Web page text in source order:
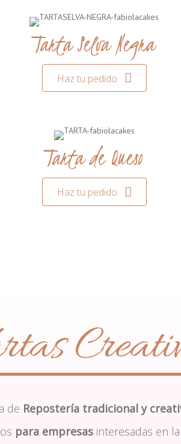
Tarta Selva Negra
Haz tu pedido
Tarta de Queso
Haz tu pedido
de Repostería tradicional y
para empresas interesadas en